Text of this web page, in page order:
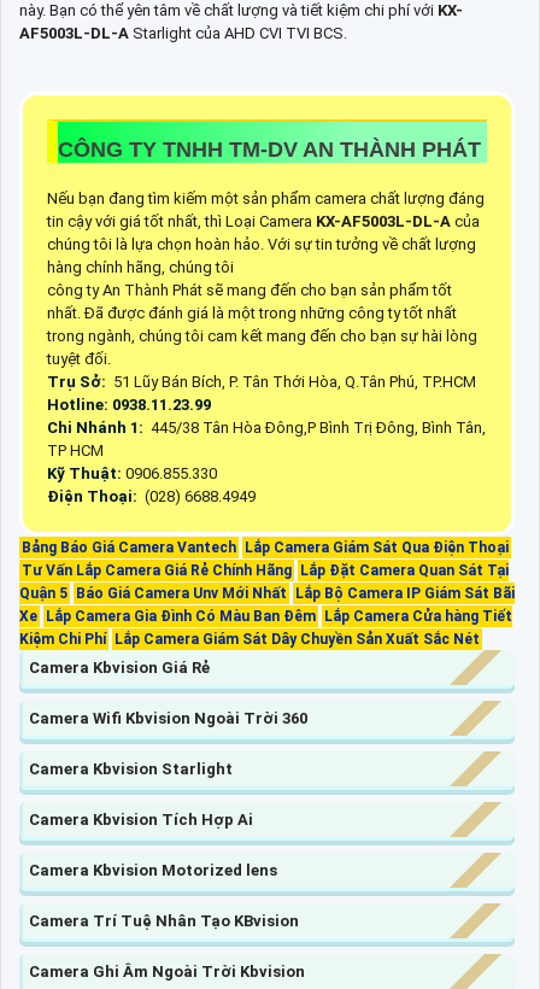
này. Bạn có thể yên tâm về chất lượng và tiết kiệm chi phí với KX-
AF5003L-DL-A Starlight của AHD CVI TVI BCS.
CÔNG TY TNHH TM-DV AN THÀNH PHÁT
Nếu bạn đang tìm kiếm một sản phẩm camera chất lượng đáng
tin cậy với giá tốt nhất, thì Loại Camera KX-AF5003L-DL-A của
chúng tôi là lựa chọn hoàn hảo. Với sự tin tưởng về chất lượng
hàng chính hãng, chúng tôi
công ty An Thành Phát sẽ mang đến cho bạn sản phẩm tốt
nhất. Đã được đánh giá là một trong những công ty tốt nhất
trong ngành, chúng tôi cam kết mang đến cho bạn sự hài lòng
tuyệt đối.
Trụ Sở: 51 Lũy Bán Bích, P. Tân Thới Hòa, Q.Tân Phú, TP.HCM
Hotline: 0938.11.23.99
Chi Nhánh 1: 445/38 Tân Hòa Đông,P Bình Trị Đông, Bình Tân,
TP HCM
Kỹ Thuật: 0906.855.330
Điện Thoại: (028) 6688.4949
Bảng Báo Giá Camera Vantech
Lắp Camera Giám Sát Qua Điện Thoại
Tư Vấn Lắp Camera Giá Rẻ Chính Hãng
Lắp Đặt Camera Quan Sát Tại
Quận 5
Báo Giá Camera Unv Mới Nhất
Lắp Bộ Camera IP Giám Sát Bãi
Xe
Lắp Camera Gia Đình Có Màu Ban Đêm
Lắp Camera Cửa hàng Tiết
Kiệm Chi Phí
Lắp Camera Giám Sát Dây Chuyền Sản Xuất Sắc Nét
Camera Kbvision Giá Rẻ
Camera Wifi Kbvision Ngoài Trời 360
Camera Kbvision Starlight
Camera Kbvision Tích Hợp Ai
Camera Kbvision Motorized lens
Camera Trí Tuệ Nhân Tạo KBvision
Camera Ghi Âm Ngoài Trời Kbvision